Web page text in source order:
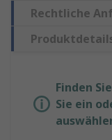
Rechtliche
Finden
Sie ein